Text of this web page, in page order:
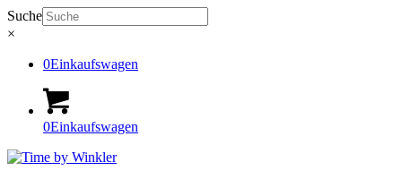
Suche
×
0Einkaufswagen
0Einkaufswagen